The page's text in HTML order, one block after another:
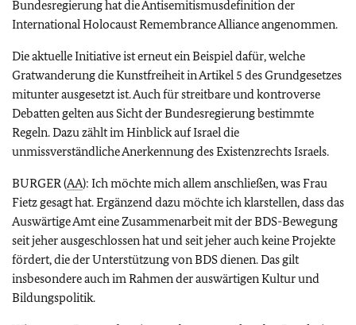
Bundesregierung hat die Antisemitismusdefinition der
International Holocaust Remembrance Alliance angenommen.
Die aktuelle Initiative ist erneut ein Beispiel dafür, welche
Gratwanderung die Kunstfreiheit in Artikel 5 des Grundgesetzes
mitunter ausgesetzt ist. Auch für streitbare und kontroverse
Debatten gelten aus Sicht der Bundesregierung bestimmte
Regeln. Dazu zählt im Hinblick auf Israel die
unmissverständliche Anerkennung des Existenzrechts Israels.
BURGER (AA): Ich möchte mich allem anschließen, was Frau
Fietz gesagt hat. Ergänzend dazu möchte ich klarstellen, dass das
Auswärtige Amt eine Zusammenarbeit mit der BDS-Bewegung
seit jeher ausgeschlossen hat und seit jeher auch keine Projekte
fördert, die der Unterstützung von BDS dienen. Das gilt
insbesondere auch im Rahmen der auswärtigen Kultur und
Bildungspolitik.